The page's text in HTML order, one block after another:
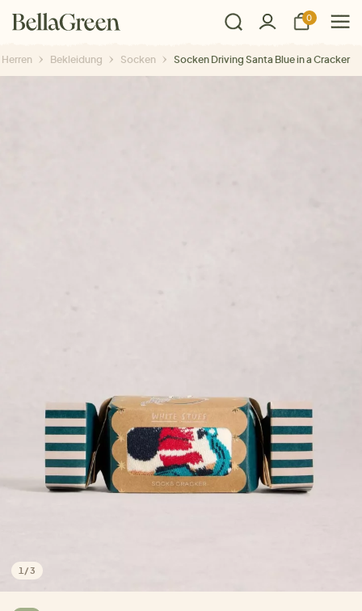
0
Herren Bekleidung Socken Socken Driving Santa Blue in a Cracker
1 /3